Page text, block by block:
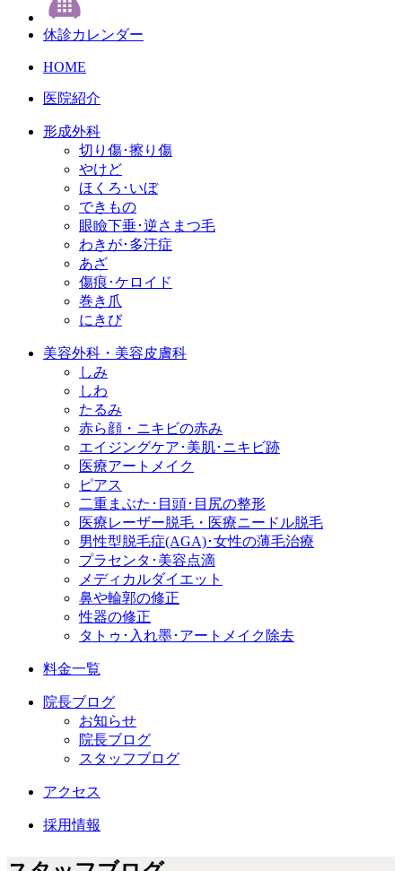
休診カレンダー
HOME
医院紹介
形成外科
切り傷･擦り傷
やけど
ほくろ･いぼ
できもの
眼瞼下垂･逆さまつ毛
わきが･多汗症
あざ
傷痕･ケロイド
巻き爪
にきび
美容外科・美容皮膚科
しみ
しわ
たるみ
赤ら顔・ニキビの赤み
エイジングケア･美肌･ニキビ跡
医療アートメイク
ピアス
二重まぶた･目頭･目尻の整形
医療レーザー脱毛・医療ニードル脱毛
男性型脱毛症(AGA)･女性の薄毛治療
プラセンタ･美容点滴
メディカルダイエット
鼻や輪郭の修正
性器の修正
タトゥ･入れ墨･アートメイク除去
料金一覧
院長ブログ
お知らせ
院長ブログ
スタッフブログ
アクセス
採用情報